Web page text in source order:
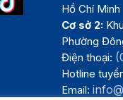
Hồ Chí Minh
Cơ sở 2:
Phường
Điện thoại:
Hotline
Email: